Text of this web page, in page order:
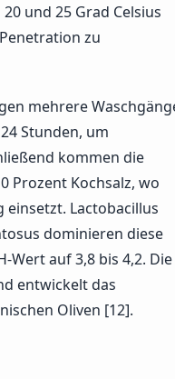
und 25 Grad Celsius
zu
mehrere
Stunden, um
kommen die
Prozent Kochsalz, wo
Lactobacillus
dominieren diese
Wert auf 3,8 bis 4,2. Die
entwickelt das
Oliven [12].